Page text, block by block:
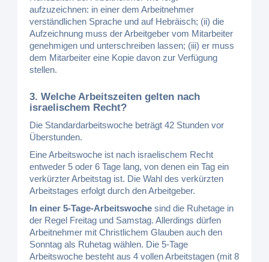
aufzuzeichnen: in einer dem Arbeitnehmer
verständlichen Sprache und auf Hebräisch; (ii) die
Aufzeichnung muss der Arbeitgeber vom Mitarbeiter
genehmigen und unterschreiben lassen; (iii) er muss
dem Mitarbeiter eine Kopie davon zur Verfügung
stellen.
3. Welche Arbeitszeiten gelten nach
israelischem Recht?
Die Standardarbeitswoche beträgt 42 Stunden vor
Überstunden.
Eine Arbeitswoche ist nach israelischem Recht
entweder 5 oder 6 Tage lang, von denen ein Tag ein
verkürzter Arbeitstag ist. Die Wahl des verkürzten
Arbeitstages erfolgt durch den Arbeitgeber.
In einer 5-Tage-Arbeitswoche sind die Ruhetage in
der Regel Freitag und Samstag. Allerdings dürfen
Arbeitnehmer mit Christlichem Glauben auch den
Sonntag als Ruhetag wählen. Die 5-Tage
Arbeitswoche besteht aus 4 vollen Arbeitstagen (mit 8